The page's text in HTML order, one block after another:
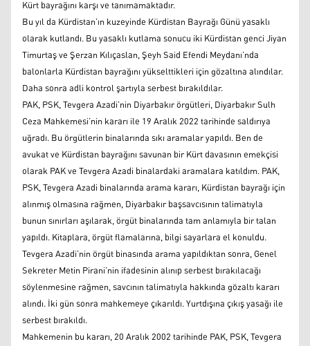
Kürt bayrağını karşı ve tanımamaktadır.
Bu yıl da Kürdistan’ın kuzeyinde Kürdistan Bayrağı Günü yasaklı
olarak kutlandı. Bu yasaklı kutlama sonucu iki Kürdistan genci Jiyan
Timurtaş ve Şerzan Kılıçaslan, Şeyh Said Efendi Meydanı’nda
balonlarla Kürdistan bayrağını yükselttikleri için gözaltına alındılar.
Daha sonra adli kontrol şartıyla serbest bırakıldılar.
PAK, PSK, Tevgera Azadi’nin Diyarbakır örgütleri, Diyarbakır Sulh
Ceza Mahkemesi’nin kararı ile 19 Aralık 2022 tarihinde saldırıya
uğradı. Bu örgütlerin binalarında sıkı aramalar yapıldı. Ben de
avukat ve Kürdistan bayrağını savunan bir Kürt davasının emekçisi
olarak PAK ve Tevgera Azadi binalardaki aramalara katıldım. PAK,
PSK, Tevgera Azadi binalarında arama kararı, Kürdistan bayrağı için
alınmış olmasına rağmen, Diyarbakır başsavcısının talimatıyla
bunun sınırları aşılarak, örgüt binalarında tam anlamıyla bir talan
yapıldı. Kitaplara, örgüt flamalarına, bilgi sayarlara el konuldu.
Tevgera Azadi’nin örgüt binasında arama yapıldıktan sonra, Genel
Sekreter Metin Pirani’nin ifadesinin alınıp serbest bırakılacağı
söylenmesine rağmen, savcının talimatıyla hakkında gözaltı kararı
alındı. İki gün sonra mahkemeye çıkarıldı. Yurtdışına çıkış yasağı ile
serbest bırakıldı.
Mahkemenin bu kararı, 20 Aralık 2002 tarihinde PAK, PSK, Tevgera